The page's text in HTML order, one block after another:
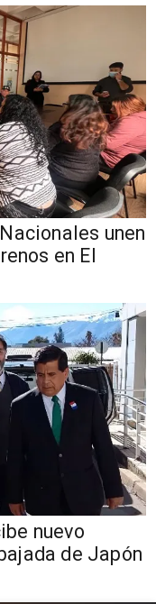
unen
en El
nuevo
de Japón